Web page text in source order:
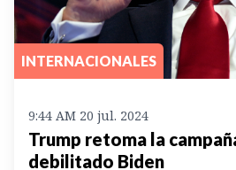
INTERNACIONALES
9:44 AM 20 jul. 2024
Trump retoma la
debilitado Biden